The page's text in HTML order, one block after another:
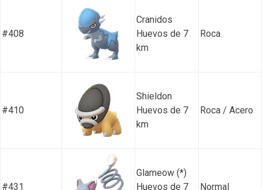
#408
Cranidos
Huevos de 7
km
Roca
#410
Shieldon
Huevos de 7
km
Roca / Acero
#431
Glameow (*)
Huevos de 7
Normal